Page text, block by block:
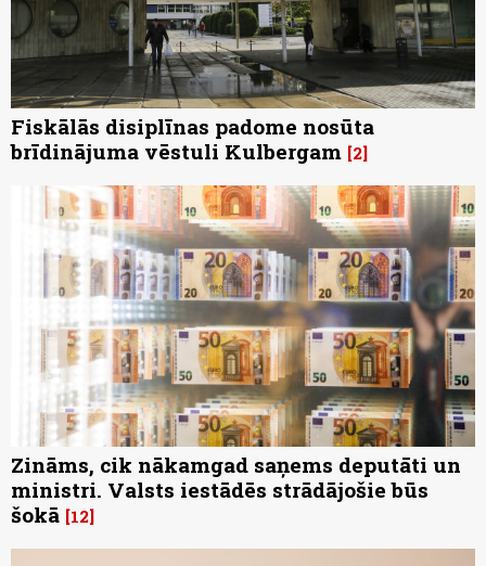
Fiskālās disiplīnas padome nosūta
brīdinājuma vēstuli Kulbergam 2
Zināms, cik nākamgad saņems deputāti un
ministri. Valsts iestādēs strādājošie būs
šokā 12